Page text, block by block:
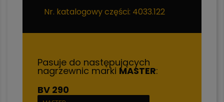
Nr. katalogowy części: 4033.122
Pasuje do następujących
nagrzewnic marki MASTER:
BV 290